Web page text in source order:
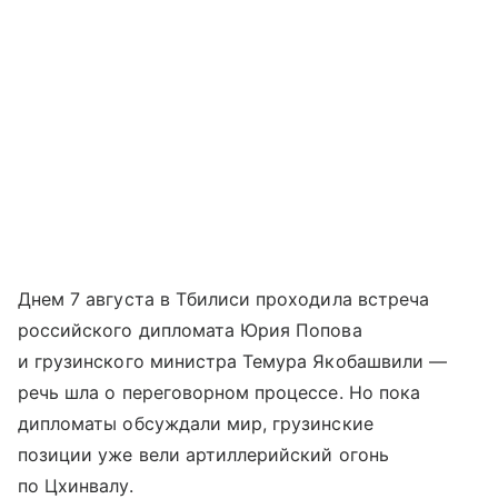
Днем 7 августа в Тбилиси проходила встреча
российского дипломата Юрия Попова
и грузинского министра Темура Якобашвили —
речь шла о переговорном процессе. Но пока
дипломаты обсуждали мир, грузинские
позиции уже вели артиллерийский огонь
по Цхинвалу.